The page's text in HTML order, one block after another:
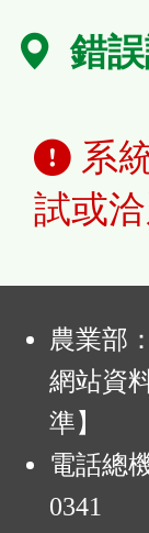
錯
系
試或洽
農業部
網站資
準】
電話總
0341